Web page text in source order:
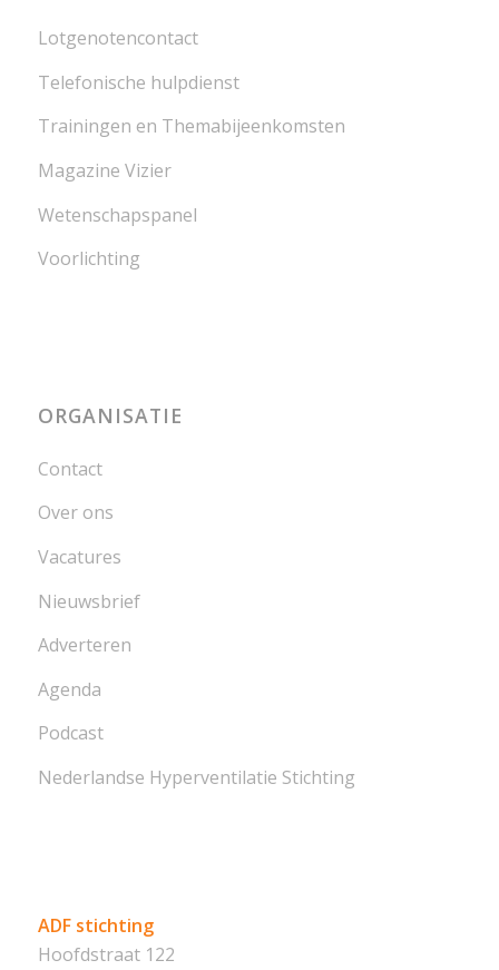
Lotgenotencontact
Telefonische hulpdienst
Trainingen en Themabijeenkomsten
Magazine Vizier
Wetenschapspanel
Voorlichting
ORGANISATIE
Contact
Over ons
Vacatures
Nieuwsbrief
Adverteren
Agenda
Podcast
Nederlandse Hyperventilatie Stichting
ADF stichting
Hoofdstraat 122